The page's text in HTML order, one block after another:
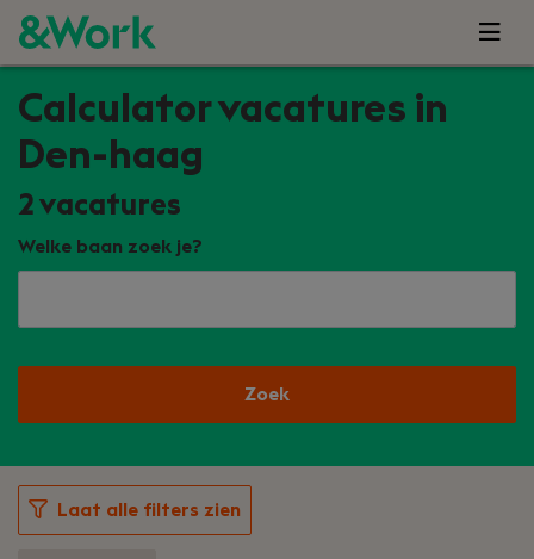
Calculator vacatures in
Den-haag
2 vacatures
Welke baan zoek je?
Zoek
Laat alle filters zien